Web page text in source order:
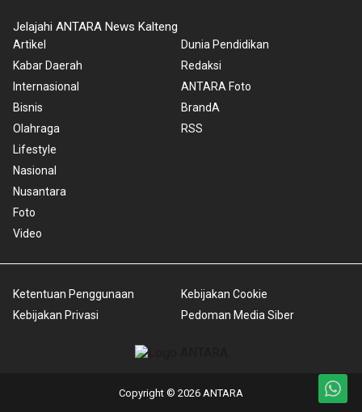
Jelajahi ANTARA News Kalteng
Artikel
Kabar Daerah
Internasional
Bisnis
Olahraga
Lifestyle
Nasional
Nusantara
Foto
Video
Dunia Pendidikan
Redaksi
ANTARA Foto
BrandA
RSS
Ketentuan Penggunaan
Kebijakan Privasi
Kebijakan Cookie
Pedoman Media Siber
Copyright © 2026 ANTARA